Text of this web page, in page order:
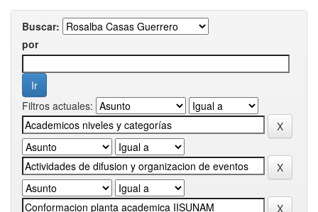
Buscar:
por
Filtros actuales: